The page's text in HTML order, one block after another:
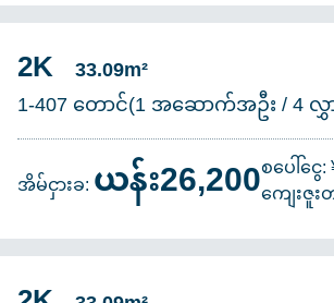
2K 33.09m²
1-407 တောင်(1 အဆောက်အဦး / 4 လွှ
အိမ်ငှားခ:ယန်း26,200စပေါ်ငွေ:
ကျေးဇူ